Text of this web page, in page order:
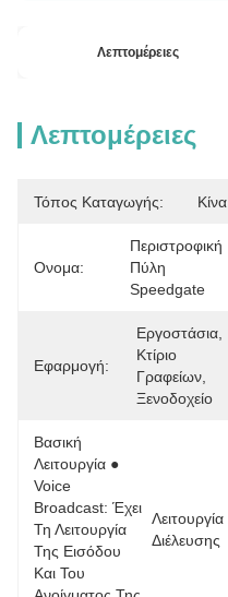
Λεπτομέρειες
Λεπτομέρειες
Τόπος Καταγωγής: Κίνα
Ονομα:
Περιστροφική
Πύλη
Speedgate
Εφαρμογή:
Εργοστάσια,
Κτίριο
Γραφείων,
Ξενοδοχείο
Βασική
Λειτουργία ●
Voice
Broadcast: Έχει
Τη Λειτουργία
Της Εισόδου
Και Του
Λειτουργία
Διέλευσης